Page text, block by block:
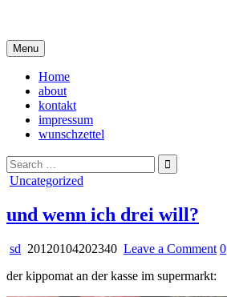
content
Menu
Home
about
kontakt
impressum
wunschzettel
Search
for:
Posted
Uncategorized
und wenn ich drei will?
sd 20120104202340 Leave a Commenton
0
der kippomat an der kasse im supermarkt: